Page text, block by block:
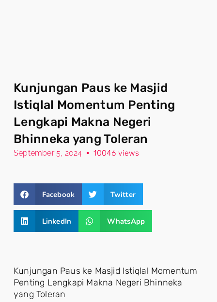
Kunjungan Paus ke Masjid
Istiqlal Momentum Penting
Lengkapi Makna Negeri
Bhinneka yang Toleran
September 5, 2024 10046 views
Facebook Twitter
LinkedIn WhatsApp
Kunjungan Paus ke Masjid Istiqlal Momentum
Penting Lengkapi Makna Negeri Bhinneka
yang Toleran